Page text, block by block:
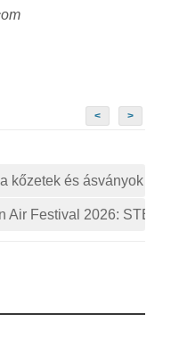
< >
kőzetek és ásványok
Air Festival 2026: